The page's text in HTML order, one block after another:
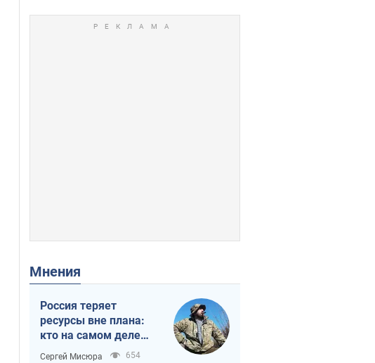
Мнения
Россия теряет
ресурсы вне плана:
кто на самом деле
диктует темп войны
Сергей Мисюра 654